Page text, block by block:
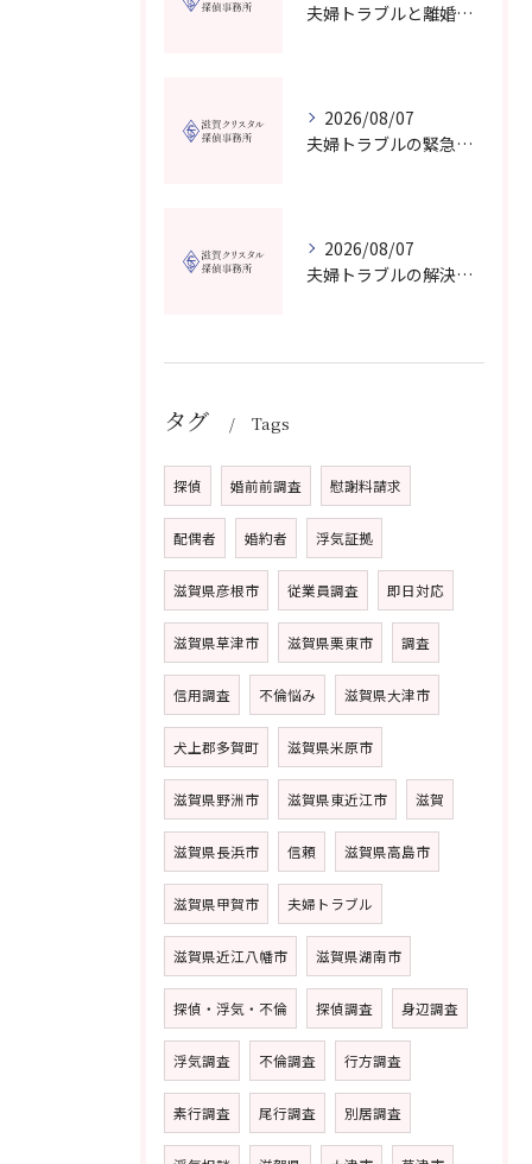
夫婦トラブルと離婚相談を滋賀県野洲市で費用や無料窓口の選び方まで詳しく解説
2026/08/07
夫婦トラブルの緊急相談を滋賀県甲賀市で今すぐ受けるための信頼できる窓口選びガイド
2026/08/07
夫婦トラブルの解決に役立つカウンセリングと滋賀県近江八幡市で相談先を選ぶコツ
タグ Tags
探偵 婚前前調査 慰謝料請求
配偶者 婚約者 浮気証拠
滋賀県彦根市 従業員調査 即日対応
滋賀県草津市 滋賀県栗東市 調査
信用調査 不倫悩み 滋賀県大津市
犬上郡多賀町 滋賀県米原市
滋賀県野洲市 滋賀県東近江市 滋賀
滋賀県長浜市 信頼 滋賀県高島市
滋賀県甲賀市 夫婦トラブル
滋賀県近江八幡市 滋賀県湖南市
探偵・浮気・不倫 探偵調査 身辺調査
浮気調査 不倫調査 行方調査
素行調査 尾行調査 別居調査